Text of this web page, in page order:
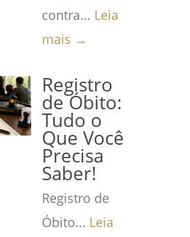
contra... Leia
mais →
Registro
de Óbito:
Tudo o
Que Você
Precisa
Saber!
Registro de
Óbito... Leia